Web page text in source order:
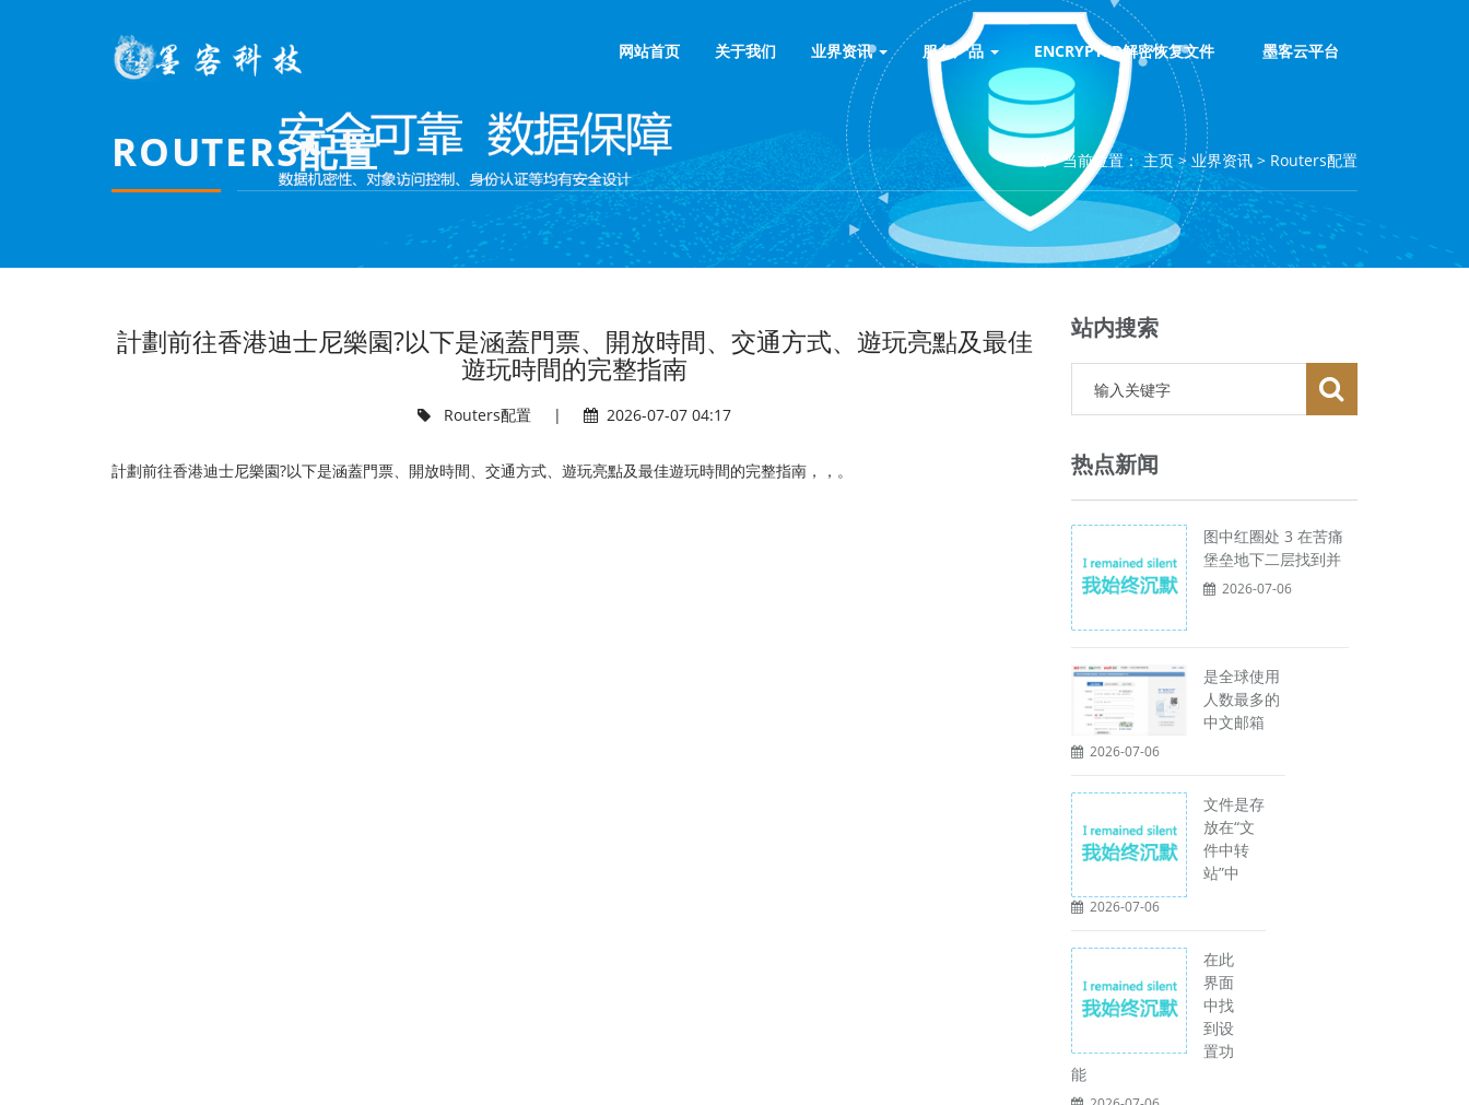
网站首页 关于我们 业界资讯 服务产品 ENCRYPTED解密恢复文件 墨客云平台
ROUTERS配置 当前位置：主页>业界资讯 > Routers配置
計劃前往香港迪士尼樂園?以下是涵蓋門票、開放時間、交通方式、遊玩亮點及最佳
遊玩時間的完整指南
Routers配置 | 2026-07-07 04:17
計劃前往香港迪士尼樂園?以下是涵蓋門票、開放時間、交通方式、遊玩亮點及最佳遊玩時間的完整指南，，。
站内搜索
热点新闻
图中红圈处 3 在苦痛
堡垒地下二层找到并
2026-07-06
是全球使用
人数最多的
中文邮箱
2026-07-06
文件是存
放在“文
件中转
站”中
2026-07-06
在此
界面
中找
到设
置功
能